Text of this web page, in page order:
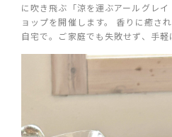
に吹き飛ぶ「涼を運ぶアールグレ
ョップを開催します。 香りに癒さ
自宅で。ご家庭でも失敗せず、手